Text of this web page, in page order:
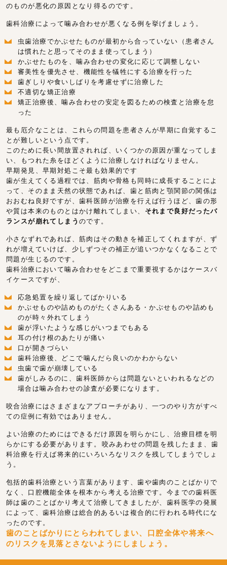
のものが悪化の原因となり得るのです。
歯科治療によって噛み合わせが悪くなる例を挙げましょう。
虫歯治療でかぶせたものが最初から合っていない（患者さん
は慣れたと思ってそのまま使ってしまう）
かぶせたものを、噛み合わせの変化に応じて調整しない
審美性を優先させ、機能性を犠牲にする治療を行った
歯ぎしりや食いしばりを考慮せずに治療した
不適切な矯正治療
矯正治療後、噛み合わせの安定を図るための検査と治療を怠
った
最も厄介なことは、これらの問題を患者さんが早期に自覚するこ
とが難しいという点です。
このために長い間放置されれば、いくつかの原因が重なってしま
い、もつれた糸をほどくように治療しなければなりません。
早期発見、早期対処こそ最も効果的です
歯が生えてくる過程では、筋肉や骨格も同時に成長することによ
って、そのまま天然の状態であれば、歯と筋肉と顎関節の関係は
おおむね良好ですが、歯科医師が治療を行えば行うほど、歯の形
や質は本来のものとはかけ離れてしまい、 それまで良好だったバ
ランスが崩れてしまう のです。
小さなずれであれば、筋肉はその動きを補正してくれますが、ず
れが増えていけば、少しずつその補正が追いつかなくなることで
問題が生じるのです。
歯科治療において噛み合わせをどこまで重要視するかはケースバ
イケースですが、
応急処置を繰り返してばかりいる
かぶせものや詰めものがたくさんある・かぶせものや詰めも
のが時々外れてしまう
歯が浮いたような感じがいつまでもある
耳の付け根のあたりが痛い
口が開きづらい
歯科治療後、どこで噛んだら良いのかわからない
虫歯で歯が崩壊している
歯がしみるのに、歯科医師からは問題ないといわれるなどの
場合は噛み合わせの診査が必要になります。
咬合治療にはさまざまなアプローチがあり、一つのやり方がすべ
ての症例に有効ではありません。
よい治療のためにはできるだけ原因を明らかにし、治療目標を明
らかにする必要があります。 咬みあわせの問題を残したまま、歯
科治療を行えば将来的にいろいろなリスクを残してしまうでしょ
う。
包括的歯科治療という言葉があります、歯や歯肉のことばかりで
なく、口腔機能全体を根本から考える治療です。今までの歯科医
師は歯のことばかり考えて治療してきましたが、歯科医学の発展
によって、歯科治療は総合的あるいは複合的に行われる時代にな
ったのです。
歯のことばかりにとらわれてしまい、口腔全体や将来へ
のリスクを見落とさないようにしましょう。